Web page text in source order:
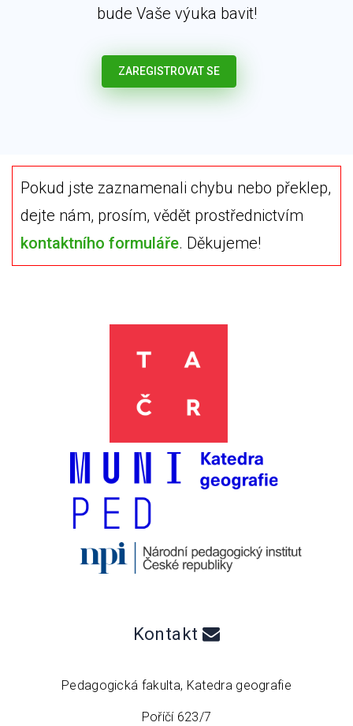
bude Vaše výuka bavit!
ZAREGISTROVAT SE
Pokud jste zaznamenali chybu nebo překlep,
dejte nám, prosím, vědět prostřednictvím
kontaktního formuláře. Děkujeme!
Kontakt
Pedagogická fakulta, Katedra geografie
Poříčí 623/7